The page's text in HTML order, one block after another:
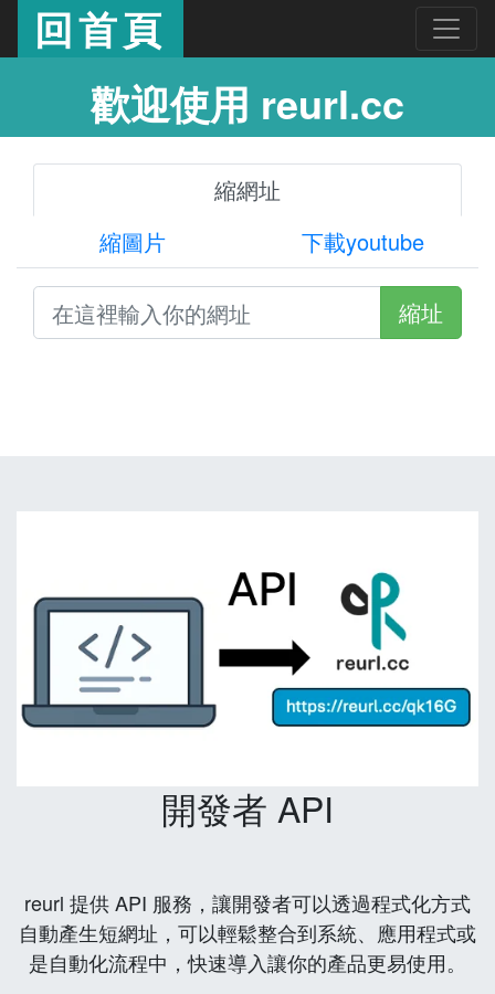
回首頁
歡迎使用 reurl.cc
縮網址
縮圖片
下載youtube
縮址
開發者 API
reurl 提供 API 服務，讓開發者可以透過程式化方式
自動產生短網址，可以輕鬆整合到系統、應用程式或
是自動化流程中，快速導入讓你的產品更易使用。